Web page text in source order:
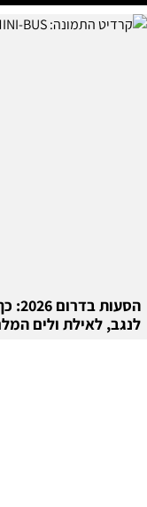
לנגב, לאילת ולים